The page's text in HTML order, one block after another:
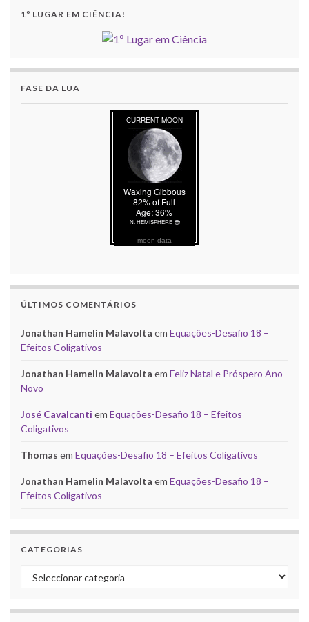
1º LUGAR EM CIÊNCIA!
FASE DA LUA
moon data
ÚLTIMOS COMENTÁRIOS
Jonathan Hamelin Malavolta em Equações-Desafio 18 –
Efeitos Coligativos
Jonathan Hamelin Malavolta em Feliz Natal e Próspero Ano
Novo
José Cavalcanti em Equações-Desafio 18 – Efeitos
Coligativos
Thomas em Equações-Desafio 18 – Efeitos Coligativos
Jonathan Hamelin Malavolta em Equações-Desafio 18 –
Efeitos Coligativos
CATEGORIAS
Categorias